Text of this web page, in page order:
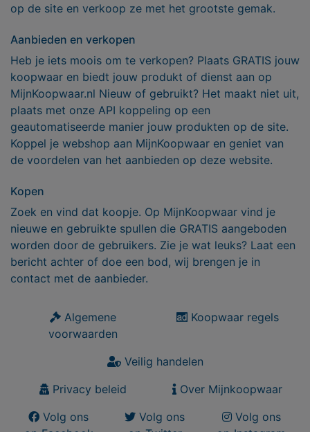
op de site en verkoop ze met het grootste gemak.
Aanbieden en verkopen
Heb je iets moois om te verkopen? Plaats GRATIS jouw
koopwaar en biedt jouw produkt of dienst aan op
MijnKoopwaar.nl Nieuw of gebruikt? Het maakt niet uit,
plaats met onze API koppeling op een
geautomatiseerde manier jouw produkten op de site.
Koppel je webshop aan MijnKoopwaar en geniet van
de voordelen van het aanbieden op deze website.
Kopen
Zoek en vind dat koopje. Op MijnKoopwaar vind je
nieuwe en gebruikte spullen die GRATIS aangeboden
worden door de gebruikers. Zie je wat leuks? Laat een
bericht achter of doe een bod, wij brengen je in
contact met de aanbieder.
Algemene
voorwaarden
Koopwaar regels
Veilig handelen
Privacy beleid
Over Mijnkoopwaar
Volg ons
Volg ons
Volg ons